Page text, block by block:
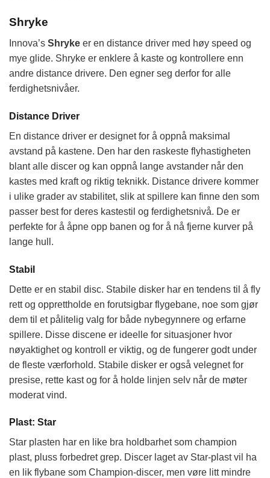
Shryke
Innova’s Shryke er en distance driver med høy speed og
mye glide. Shryke er enklere å kaste og kontrollere enn
andre distance drivere. Den egner seg derfor for alle
ferdighetsnivåer.
Distance Driver
En distance driver er designet for å oppnå maksimal
avstand på kastene. Den har den raskeste flyhastigheten
blant alle discer og kan oppnå lange avstander når den
kastes med kraft og riktig teknikk. Distance drivere kommer
i ulike grader av stabilitet, slik at spillere kan finne den som
passer best for deres kastestil og ferdighetsnivå. De er
perfekte for å åpne opp banen og for å nå fjerne kurver på
lange hull.
Stabil
Dette er en stabil disc. Stabile disker har en tendens til å fly
rett og opprettholde en forutsigbar flygebane, noe som gjør
dem til et pålitelig valg for både nybegynnere og erfarne
spillere. Disse discene er ideelle for situasjoner hvor
nøyaktighet og kontroll er viktig, og de fungerer godt under
de fleste værforhold. Stabile disker er også velegnet for
presise, rette kast og for å holde linjen selv når de møter
moderat vind.
Plast: Star
Star plasten har en like bra holdbarhet som champion
plast, pluss forbedret grep. Discer laget av Star-plast vil ha
en lik flybane som Champion-discer, men vøre litt mindre